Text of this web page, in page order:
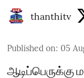
thanthitv
Published on: 05
ஆடிப்பெருக்கு